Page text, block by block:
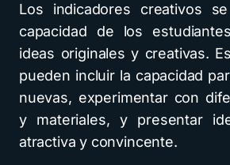
Los indicadores creativos
capacidad de los
ideas originales y creativas.
pueden incluir la capacidad
nuevas, experimentar con
y materiales, y presentar
atractiva y convincente.